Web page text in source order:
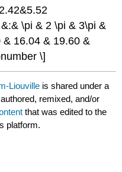
\pi & 2 \pi & 3\pi &
16.04 & 19.60 &
\]
Liouville is shared under a
remixed, and/or
that was edited to the
platform.